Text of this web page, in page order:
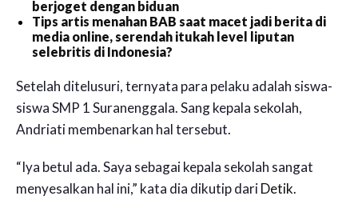
berjoget dengan biduan
Tips artis menahan BAB saat macet jadi berita di
media online, serendah itukah level liputan
selebritis di Indonesia?
Setelah ditelusuri, ternyata para pelaku adalah siswa-
siswa SMP 1 Suranenggala. Sang kepala sekolah,
Andriati membenarkan hal tersebut.
“Iya betul ada. Saya sebagai kepala sekolah sangat
menyesalkan hal ini,” kata dia dikutip dariDetik.